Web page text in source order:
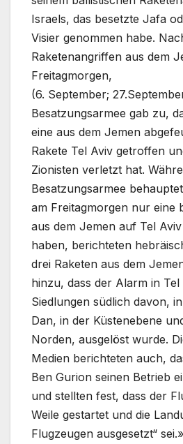
Israels, das besetzte Jafa
Visier genommen habe.
Raketenangriffen aus dem
Freitagmorgen,
(6. September;
Besatzungsarmee gab zu,
eine aus dem Jemen
Rakete Tel Aviv getroffen
Zionisten verletzt hat.
Besatzungsarmee
am Freitagmorgen nur eine
aus dem Jemen auf Tel
haben, berichteten
drei Raketen aus dem
hinzu, dass der Alarm in
Siedlungen südlich davon,
Dan, in der Küstenebene
Norden, ausgelöst wurde.
Medien berichteten auch,
Ben Gurion seinen Betrieb
und stellten fest, dass der
Weile gestartet und die
Flugzeugen ausgesetzt“ sei.»